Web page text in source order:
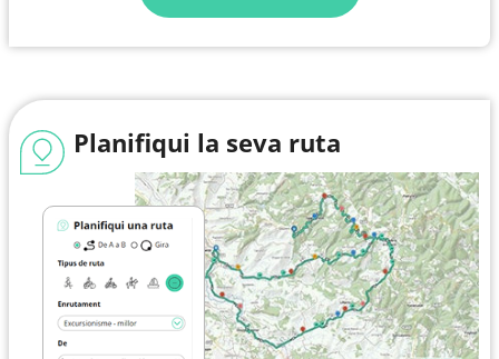
Planifiqui la seva ruta